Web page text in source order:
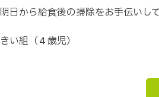
明日から給食後の掃除をお手伝いし
きい組（４歳児）